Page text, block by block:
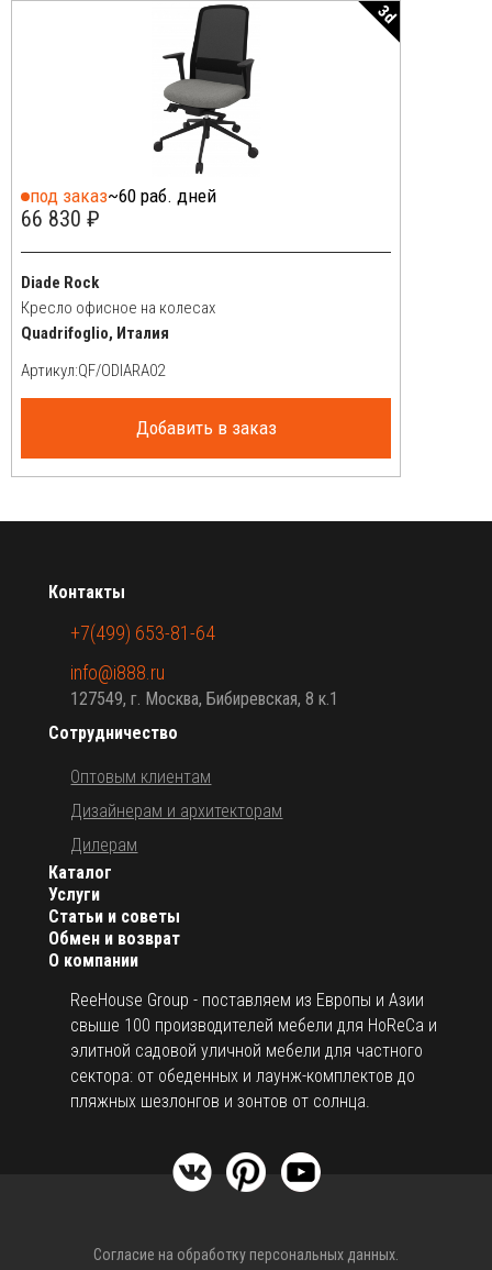
3d
под заказ~60 раб. дней
66 830 ₽
Diade Rock
Кресло офисное на колесах
Quadrifoglio, Италия
Артикул:
Добавить в заказ
О компании
ReeHouse Group - поставляем из Европы и Азии
свыше 100 производителей мебели для HoReCa и
элитной садовой уличной мебели для частного
сектора: от обеденных и лаунж-комплектов до
пляжных шезлонгов и зонтов от солнца.
Каталог
Услуги
Статьи и советы
Обмен и возврат
Сотрудничество
Оптовым клиентам
Дизайнерам и архитекторам
Дилерам
Контакты
+7(499) 653-81-64
info@i888.ru
127549, г. Москва, Бибиревская, 8 к.1
Согласие на обработку персональных данных.